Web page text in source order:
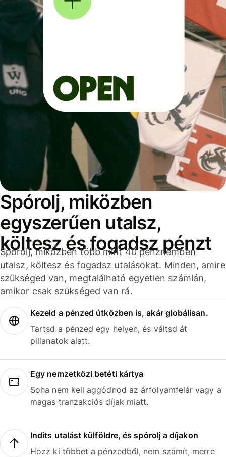
Spórolj, miközben
egyszerűen utalsz,
költesz és fogadsz pénzt
Spórolj, miközben több mint 40 pénznemben
utalsz, költesz és fogadsz utalásokat. Minden, amire
szükséged van, megtalálható egyetlen számlán,
amikor csak szükséged van rá.
Kezeld a pénzed útközben is, akár globálisan.
Tartsd a pénzed egy helyen, és váltsd át
pillanatok alatt.
Egy nemzetközi betéti kártya
Soha nem kell aggódnod az árfolyamfelár vagy a
magas tranzakciós díjak miatt.
Indíts utalást külföldre, és spórolj a díjakon
Hozz ki többet a pénzedből, nem számít, merre